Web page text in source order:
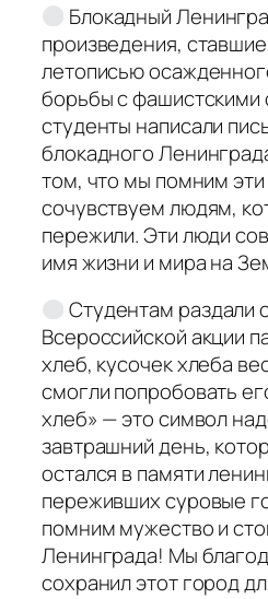
Блокадный
произведения,
летописью
борьбы с фашистскими
студенты написали
блокадного
том, что мы помним
сочувствуем людям,
пережили. Эти люди
имя жизни и мира на
Студентам раздали
Всероссийской акции
хлеб, кусочек хлеба
смогли попробовать
хлеб» — это символ
завтрашний день,
остался в памяти
переживших суровые
помним мужество и
Ленинграда! Мы
сохранил этот город